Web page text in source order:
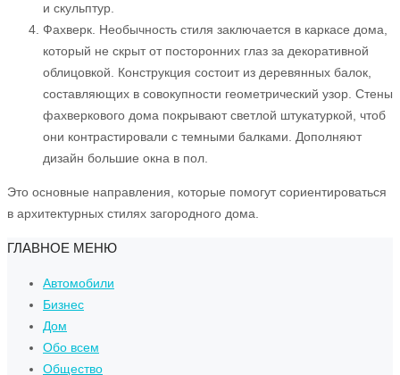
и скульптур.
Фахверк. Необычность стиля заключается в каркасе дома,
который не скрыт от посторонних глаз за декоративной
облицовкой. Конструкция состоит из деревянных балок,
составляющих в совокупности геометрический узор. Стены
фахверкового дома покрывают светлой штукатуркой, чтоб
они контрастировали с темными балками. Дополняют
дизайн большие окна в пол.
Это основные направления, которые помогут сориентироваться
в архитектурных стилях загородного дома.
ГЛАВНОЕ МЕНЮ
Автомобили
Бизнес
Дом
Обо всем
Общество